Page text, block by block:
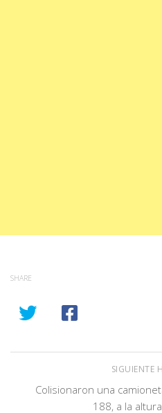
SHARE
SIGUIENTE
Colisionaron una
188, a la